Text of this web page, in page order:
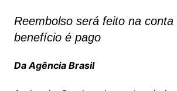
Reembolso será feito na
benefício é pago
Da Agência Brasil